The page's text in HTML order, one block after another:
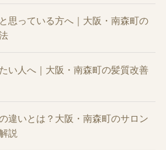
思っている方へ｜大阪・南森町の
い人へ｜大阪・南森町の髪質改善
違いとは？大阪・南森町のサロン
説